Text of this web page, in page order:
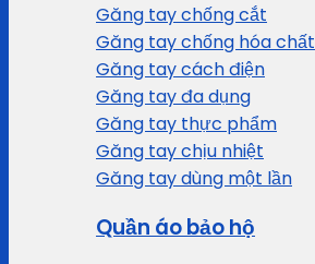
Găng tay chống cắt
Găng tay chống hóa chất
Găng tay cách điện
Găng tay đa dụng
Găng tay thực phẩm
Găng tay chịu nhiệt
Găng tay dùng một lần
Quần áo bảo hộ